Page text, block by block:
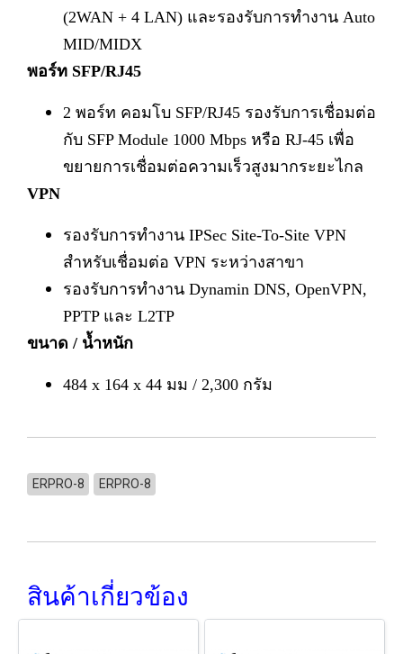
(2WAN + 4 LAN) และรองรับการทำงาน Auto
MID/MIDX
พอร์ท SFP/RJ45
2 พอร์ท คอมโบ SFP/RJ45 รองรับการเชื่อมต่อ
กับ SFP Module 1000 Mbps หรือ RJ-45 เพื่อ
ขยายการเชื่อมต่อความเร็วสูงมากระยะไกล
VPN
รองรับการทำงาน IPSec Site-To-Site VPN
สำหรับเชื่อมต่อ VPN ระหว่างสาขา
รองรับการทำงาน Dynamin DNS, OpenVPN,
PPTP และ L2TP
ขนาด / น้ำหนัก
484 x 164 x 44 มม / 2,300 กรัม
ERPRO-8 ERPRO-8
สินค้าเกี่ยวข้อง